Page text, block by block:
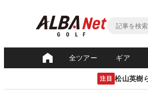
全ツアー ギア
注目 松山英樹